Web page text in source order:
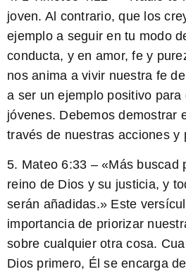
joven. Al contrario, que los
ejemplo a seguir en tu modo
conducta, y en amor, fe y
nos anima a vivir nuestra fe
a ser un ejemplo positivo
jóvenes. Debemos demostrar
través de nuestras acciones y
5. Mateo 6:33 – «Más buscad
reino de Dios y su justicia, y
serán añadidas.» Este
importancia de priorizar
sobre cualquier otra cosa.
Dios primero, Él se encarga